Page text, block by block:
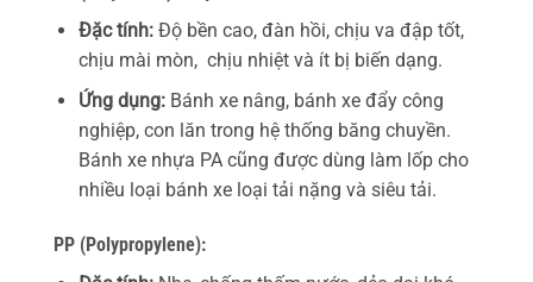
Đặc tính:Độ bền cao, đàn hồi, chịu va đập tốt,
chịu mài mòn, chịu nhiệt và ít bị biến dạng.
Ứng dụng:Bánh xe nâng, bánh xe đẩy công
nghiệp, con lăn trong hệ thống băng chuyền.
Bánh xe nhựa PA cũng được dùng làm lốp cho
nhiều loại bánh xe loại tải nặng và siêu tải.
PP (Polypropylene):